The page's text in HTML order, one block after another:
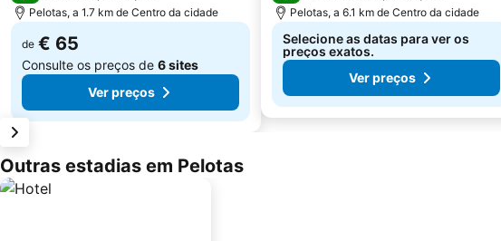
Pelotas, a 1.7 km de Centro da cidade
de € 65
Consulte os preços de 6 sites
Ver preços
Pelotas, a 6.1 km de Centro da cidade
Selecione as datas para ver os
preços exatos.
Ver preços
Outras estadias em Pelotas